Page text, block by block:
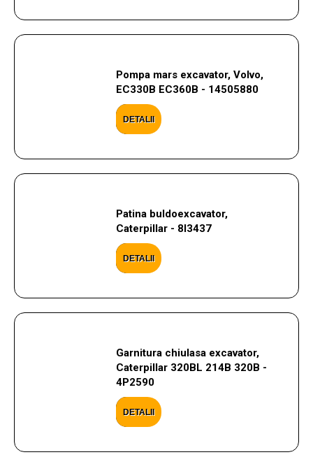
Pompa mars excavator, Volvo,
EC330B EC360B - 14505880
DETALII
Patina buldoexcavator,
Caterpillar - 8I3437
DETALII
Garnitura chiulasa excavator,
Caterpillar 320BL 214B 320B -
4P2590
DETALII